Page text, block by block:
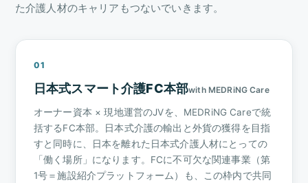
た介護人材のキャリアもつないでいきます。
01
日本式スマート介護FC本部with MEDRiNG Care
オーナー資本 × 現地運営のJVを、MEDRiNG Careで統
括するFC本部。日本式介護の輸出と外貨の獲得を目指
すと同時に、日本を離れた日本式介護人材にとっての
「働く場所」になります。FCに不可欠な関連事業（第
1号＝施設紹介プラットフォーム）も、この枠内で共同